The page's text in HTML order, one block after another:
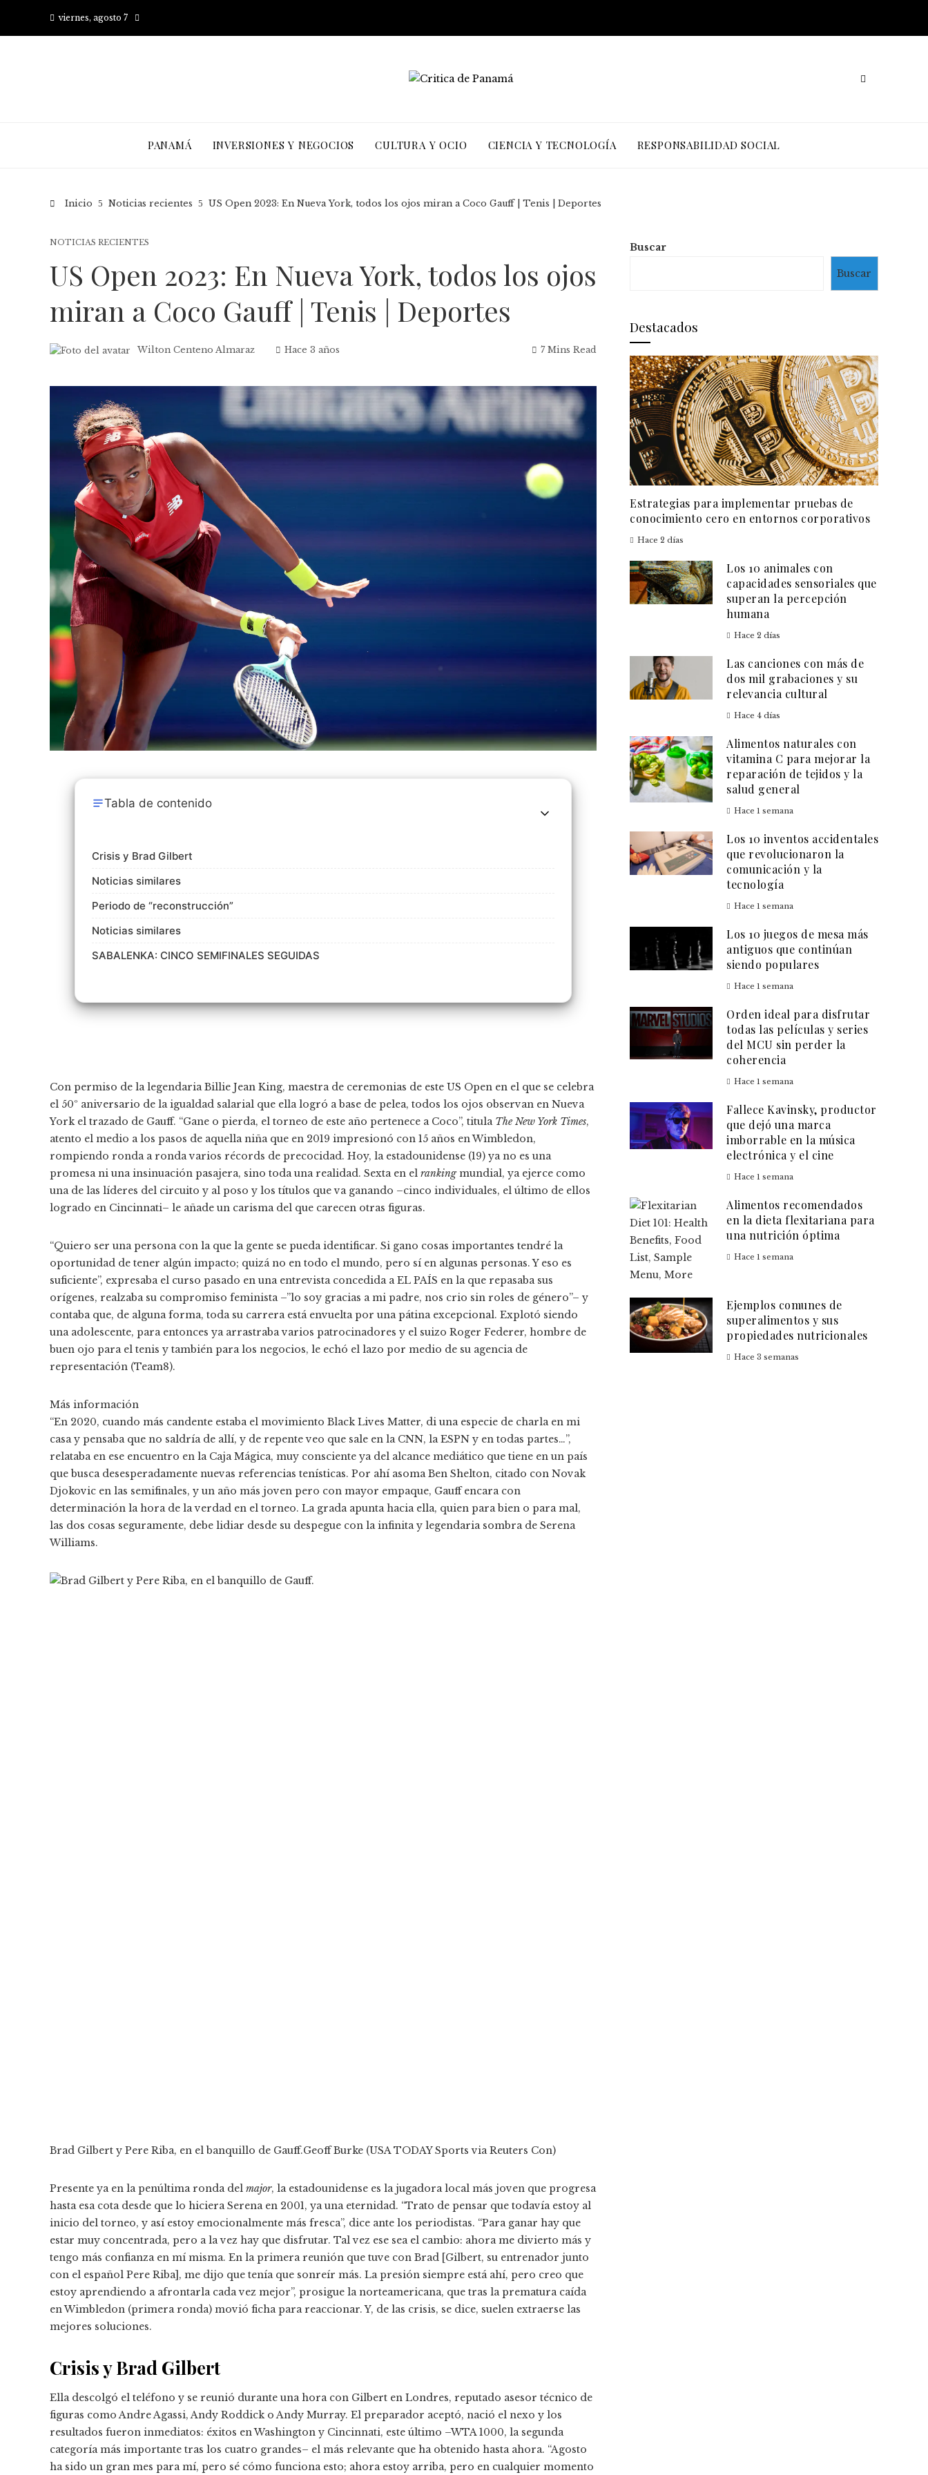
viernes, agosto 7
PANAMÁ INVERSIONES Y NEGOCIOS CULTURA Y OCIO CIENCIA Y TECNOLOGÍA RESPONSABILIDAD SOCIAL
Inicio Noticias recientes US Open 2023: En Nueva York, todos los ojos miran a Coco Gauff | Tenis | Deportes
NOTICIAS RECIENTES
US Open 2023: En Nueva York, todos los ojos
miran a Coco Gauff | Tenis | Deportes
Wilton Centeno Almaraz Hace 3 años 7 Mins Read
Tabla de contenido
Crisis y Brad Gilbert
Noticias similares
Periodo de “reconstrucción”
Noticias similares
SABALENKA: CINCO SEMIFINALES SEGUIDAS
Con permiso de la legendaria Billie Jean King, maestra de ceremonias de este US Open en el que se celebra
el 50º aniversario de la igualdad salarial que ella logró a base de pelea, todos los ojos observan en Nueva
York el trazado de Gauff. “Gane o pierda, el torneo de este año pertenece a Coco”, titula The New York Times,
atento el medio a los pasos de aquella niña que en 2019 impresionó con 15 años en Wimbledon,
rompiendo ronda a ronda varios récords de precocidad. Hoy, la estadounidense (19) ya no es una
promesa ni una insinuación pasajera, sino toda una realidad. Sexta en el rankingmundial, ya ejerce como
una de las líderes del circuito y al poso y los títulos que va ganando –cinco individuales, el último de ellos
logrado en Cincinnati– le añade un carisma del que carecen otras figuras.
“Quiero ser una persona con la que la gente se pueda identificar. Si gano cosas importantes tendré la
oportunidad de tener algún impacto; quizá no en todo el mundo, pero sí en algunas personas. Y eso es
suficiente”, expresaba el curso pasado en una entrevista concedida a EL PAÍS en la que repasaba sus
orígenes, realzaba su compromiso feminista –”lo soy gracias a mi padre, nos crio sin roles de género”– y
contaba que, de alguna forma, toda su carrera está envuelta por una pátina excepcional. Explotó siendo
una adolescente, para entonces ya arrastraba varios patrocinadores y el suizo Roger Federer, hombre de
buen ojo para el tenis y también para los negocios, le echó el lazo por medio de su agencia de
representación (Team8).
Más información
“En 2020, cuando más candente estaba el movimiento Black Lives Matter, di una especie de charla en mi
casa y pensaba que no saldría de allí, y de repente veo que sale en la CNN, la ESPN y en todas partes…”,
relataba en ese encuentro en la Caja Mágica, muy consciente ya del alcance mediático que tiene en un país
que busca desesperadamente nuevas referencias tenísticas. Por ahí asoma Ben Shelton, citado con Novak
Djokovic en las semifinales, y un año más joven pero con mayor empaque, Gauff encara con
determinación la hora de la verdad en el torneo. La grada apunta hacia ella, quien para bien o para mal,
las dos cosas seguramente, debe lidiar desde su despegue con la infinita y legendaria sombra de Serena
Williams.
Brad Gilbert y Pere Riba, en el banquillo de Gauff.Geoff Burke (USA TODAY Sports via Reuters Con)
Presente ya en la penúltima ronda del major, la estadounidense es la jugadora local más joven que progresa
hasta esa cota desde que lo hiciera Serena en 2001, ya una eternidad. “Trato de pensar que todavía estoy al
inicio del torneo, y así estoy emocionalmente más fresca”, dice ante los periodistas. “Para ganar hay que
estar muy concentrada, pero a la vez hay que disfrutar. Tal vez ese sea el cambio: ahora me divierto más y
tengo más confianza en mí misma. En la primera reunión que tuve con Brad [Gilbert, su entrenador junto
con el español Pere Riba], me dijo que tenía que sonreír más. La presión siempre está ahí, pero creo que
estoy aprendiendo a afrontarla cada vez mejor”, prosigue la norteamericana, que tras la prematura caída
en Wimbledon (primera ronda) movió ficha para reaccionar. Y, de las crisis, se dice, suelen extraerse las
mejores soluciones.
Crisis y Brad Gilbert
Ella descolgó el teléfono y se reunió durante una hora con Gilbert en Londres, reputado asesor técnico de
figuras como Andre Agassi, Andy Roddick o Andy Murray. El preparador aceptó, nació el nexo y los
resultados fueron inmediatos: éxitos en Washington y Cincinnati, este último –WTA 1000, la segunda
categoría más importante tras los cuatro grandes– el más relevante que ha obtenido hasta ahora. “Agosto
ha sido un gran mes para mí, pero sé cómo funciona esto; ahora estoy arriba, pero en cualquier momento
Buscar
Buscar
Destacados
Estrategias para implementar pruebas de
conocimiento cero en entornos corporativos
Hace 2 días
Los 10 animales con
capacidades sensoriales que
superan la percepción
humana
Hace 2 días
Las canciones con más de
dos mil grabaciones y su
relevancia cultural
Hace 4 días
Alimentos naturales con
vitamina C para mejorar la
reparación de tejidos y la
salud general
Hace 1 semana
Los 10 inventos accidentales
que revolucionaron la
comunicación y la
tecnología
Hace 1 semana
Los 10 juegos de mesa más
antiguos que continúan
siendo populares
Hace 1 semana
Orden ideal para disfrutar
todas las películas y series
del MCU sin perder la
coherencia
Hace 1 semana
Fallece Kavinsky, productor
que dejó una marca
imborrable en la música
electrónica y el cine
Hace 1 semana
Alimentos recomendados
en la dieta flexitariana para
una nutrición óptima
Hace 1 semana
Ejemplos comunes de
superalimentos y sus
propiedades nutricionales
Hace 3 semanas